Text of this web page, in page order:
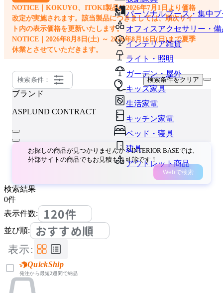
パーソナルブース・集中
オフィスアクセサリー・備
インテリア雑貨
ライト・照明
ガーデン・屋外
キッズ家具
生活家電
キッチン家電
ベッド・寝具
建具
アウトレット商品
NOTICE｜KOKUYO、ITOKI製品は2026年7月1日より価格
改定が実施されます。該当製品につきましては、順次サイ
ト内の表示価格を更新いたします。
NOTICE｜2026年8月8日(土) ～ 2026年8月16日(日)まで夏季
休業とさせていただきます。
検索条件： 検索条件をクリア
ブランド
ASPLUND CONTRACT
お探しの商品が見つかりませんか？INTERIOR BASEでは、
外部サイトの商品でもお見積もり可能です！
Webで検索
検索結果
0件
表示件数:
120件
並び順: おすすめ順
表示:
QuickShip
発注から最短2週間で納品